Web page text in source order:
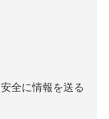
全に情報を送る